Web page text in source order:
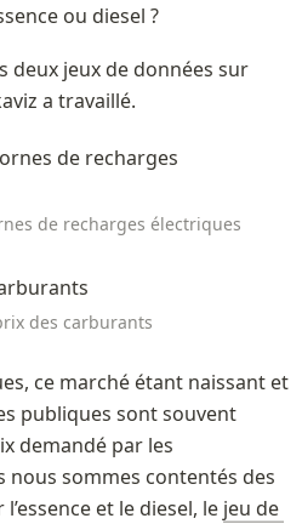
ou diesel ?
deux jeux de données sur
a travaillé.
de recharges électriques
des carburants
ce marché étant naissant et
publiques sont souvent
demandé par les
l’essence et le diesel, le jeu de